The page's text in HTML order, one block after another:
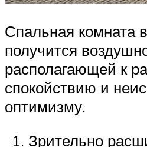
Спальная комната
получится
располагающей к
спокойствию и
оптимизму.
Зрительно